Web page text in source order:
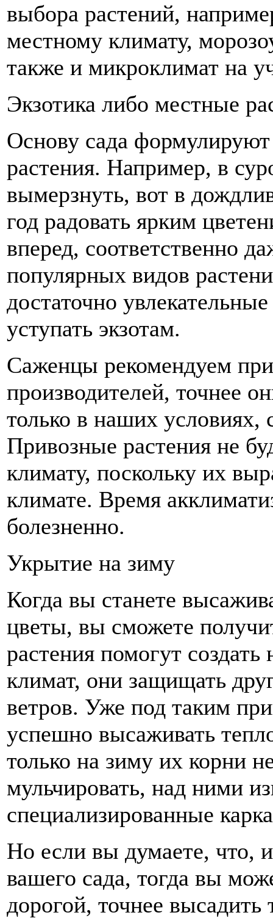
выбора растений,
местному климату,
также и микроклимат на
Экзотика либо местные
Основу сада
растения. Например, в
вымерзнуть, вот в
год радовать ярким
вперед, соответственно
популярных видов
достаточно
уступать экзотам.
Саженцы рекомендуем
производителей, точнее
только в наших условиях,
Привозные растения не
климату, поскольку их
климате. Время
болезненно.
Укрытие на зиму
Когда вы станете
цветы, вы сможете
растения помогут
климат, они защищать
ветров. Уже под таким
успешно высаживать
только на зиму их корни
мульчировать, над ними
специализированные
Но если вы думаете, что,
вашего сада, тогда вы
дорогой, точнее